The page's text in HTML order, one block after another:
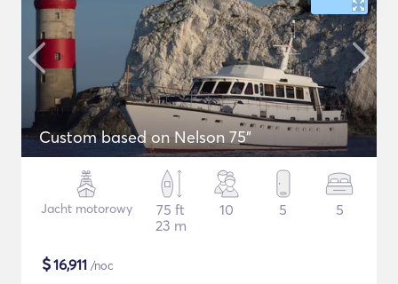
Custom based on Nelson 75"
Jacht motorowy
75 ft
23 m
10 5 5
$16,911 /noc